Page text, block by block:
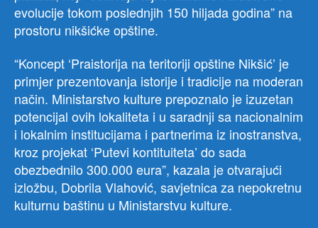
evolucije tokom poslednjih 150 hiljada godina” na
prostoru nikšićke opštine.
“Koncept ‘Praistorija na teritoriji opštine Nikšić’ je
primjer prezentovanja istorije i tradicije na moderan
način. Ministarstvo kulture prepoznalo je izuzetan
potencijal ovih lokaliteta i u saradnji sa nacionalnim
i lokalnim institucijama i partnerima iz inostranstva,
kroz projekat ‘Putevi kontituiteta’ do sada
obezbednilo 300.000 eura”, kazala je otvarajući
izložbu, Dobrila Vlahović, savjetnica za nepokretnu
kulturnu baštinu u Ministarstvu kulture.